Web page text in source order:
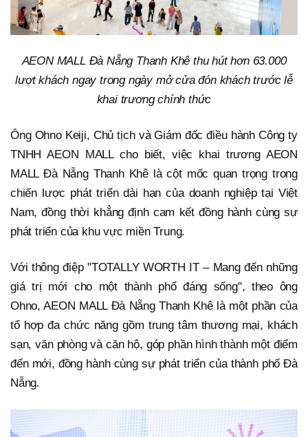
AEON MALL Đà Nẵng Thanh Khê thu hút hơn 63.000
lượt khách ngay trong ngày mở cửa đón khách trước lễ
khai trương chính thức
Ông Ohno Keiji, Chủ tịch và Giám đốc điều hành Công ty
TNHH AEON MALL cho biết, việc khai trương AEON
MALL Đà Nẵng Thanh Khê là cột mốc quan trọng trong
chiến lược phát triển dài hạn của doanh nghiệp tại Việt
Nam, đồng thời khẳng định cam kết đồng hành cùng sự
phát triển của khu vực miền Trung.
Với thông điệp "TOTALLY WORTH IT – Mang đến những
giá trị mới cho một thành phố đáng sống", theo ông
Ohno, AEON MALL Đà Nẵng Thanh Khê là một phần của
tổ hợp đa chức năng gồm trung tâm thương mại, khách
sạn, văn phòng và căn hộ, góp phần hình thành một điểm
đến mới, đồng hành cùng sự phát triển của thành phố Đà
Nẵng.